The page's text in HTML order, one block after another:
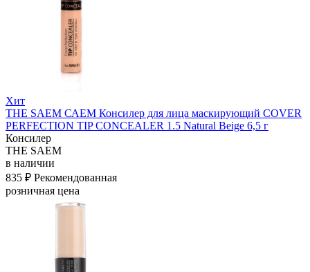
Хит
THE SAEM САЕМ Консилер для лица маскирующий COVER
PERFECTION TIP CONCEALER 1.5 Natural Beige 6,5 г
Консилер
THE SAEM
в наличии
835 ₽ Рекомендованная
розничная цена